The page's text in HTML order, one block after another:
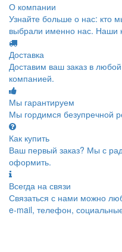
О компании
Узнайте больше о нас: кто
выбрали именно нас. Наши
Доставка
Доставим ваш заказ в
компанией.
Мы гарантируем
Мы гордимся безупречной
Как купить
Ваш первый заказ? Мы с
оформить.
Всегда на связи
Связаться с нами можно
e-mail, телефон,